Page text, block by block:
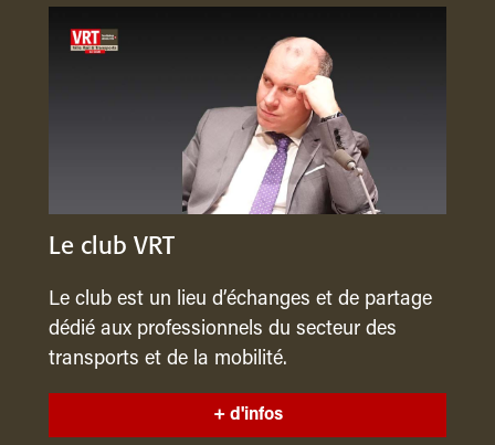
Le club VRT
Le club est un lieu d’échanges et de partage
dédié aux professionnels du secteur des
transports et de la mobilité.
+ d'infos